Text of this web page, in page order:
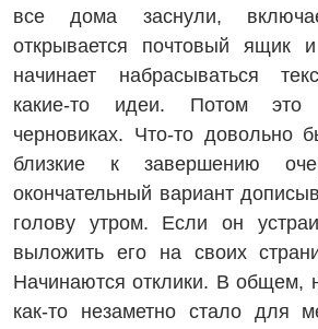
все дома заснули,
открывается почтовый ящик
начинает набрасываться
какие-то идеи. Потом это
черновиках. Что-то довольно
близкие к завершению
окончательный вариант
голову утром. Если он
выложить его на своих
Начинаются отклики. В общем,
как-то незаметно стало для